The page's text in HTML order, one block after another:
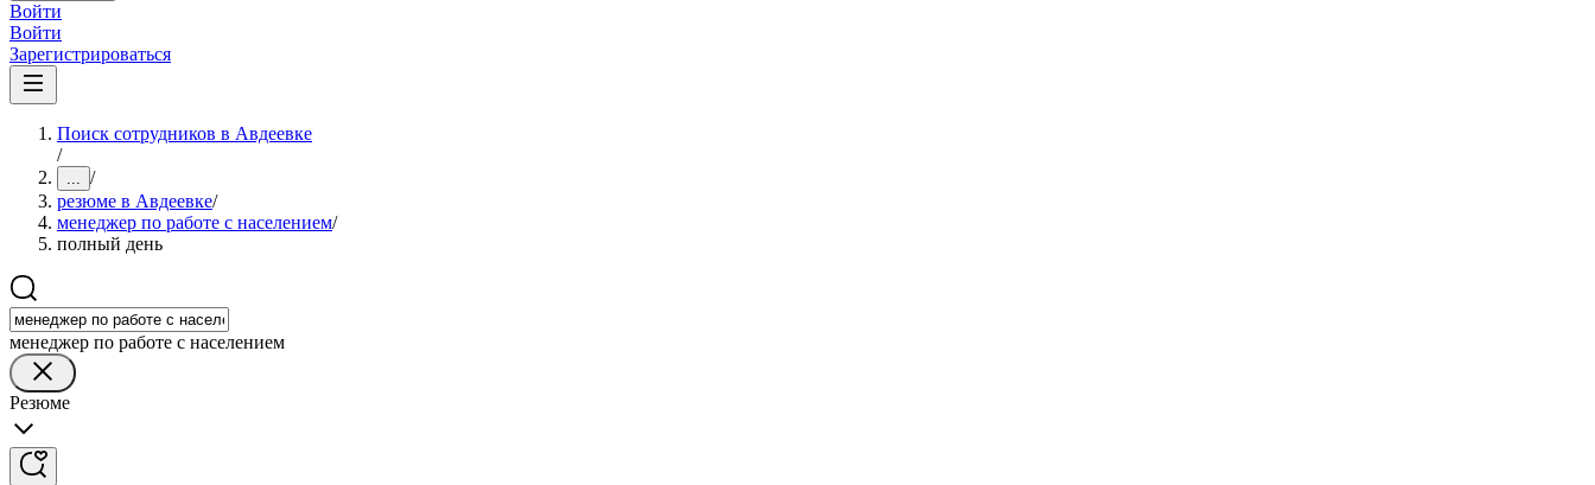
Войти
Войти
Зарегистрироваться
Поиск сотрудников в Авдеевке
/
... /
резюме в Авдеевке/
менеджер по работе с населением/
полный день
менеджер по работе с населением
Резюме